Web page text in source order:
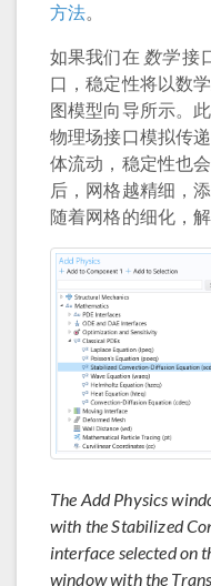
方法。
如果我们在 数学接
口，稳定性将以数
图模型向导所示。
物理场接口模拟传
体流动，稳定性也
后，网格越精细，
随着网格的细化，
The Add Physics
with the Stabilized
interface selected on
window with the